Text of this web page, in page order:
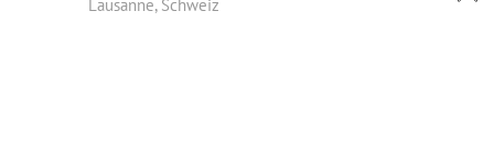
Lausanne, Schweiz